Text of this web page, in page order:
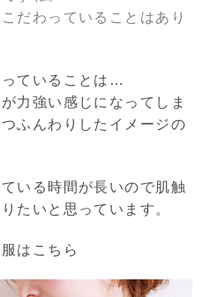
だわっていることはあり
ていることは…
力強い感じになってしま
ふんわりしたイメージの
いる時間が長いので肌触
たいと思っています。
はこちら